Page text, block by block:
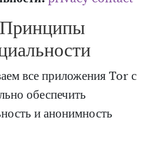
все приложения Tor с
обеспечить
и анонимность